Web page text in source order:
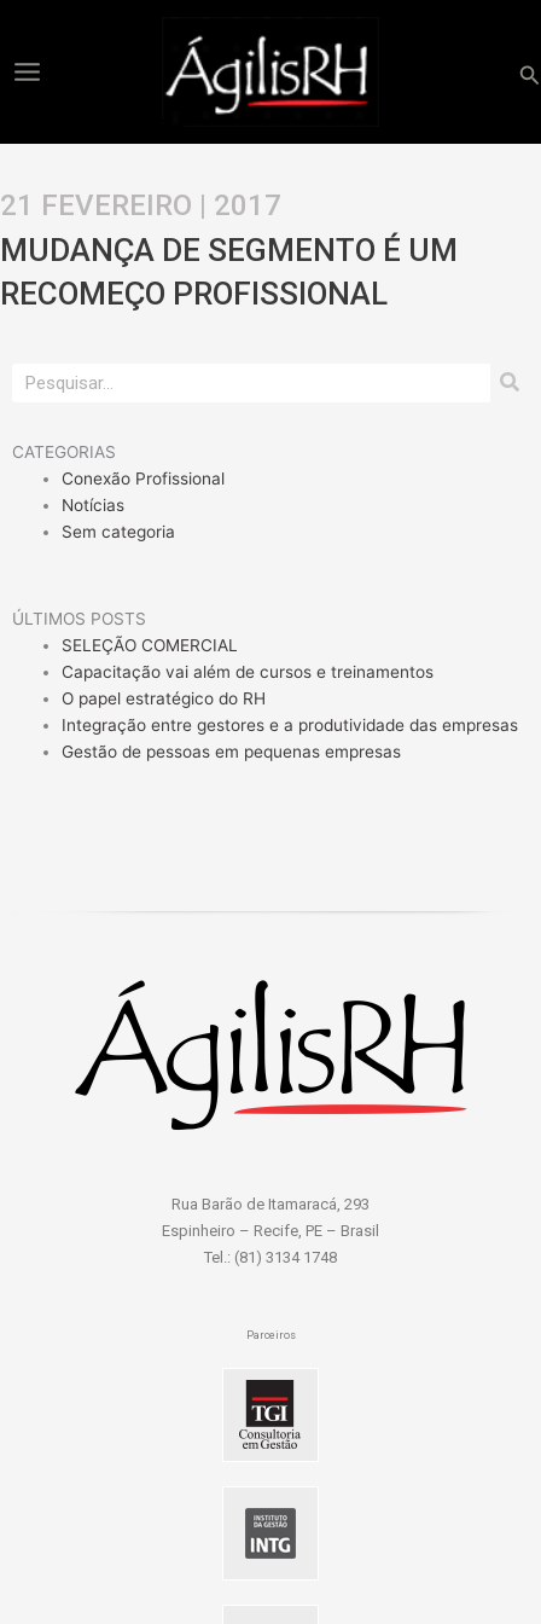
21 FEVEREIRO | 2017
MUDANÇA DE SEGMENTO É UM
RECOMEÇO PROFISSIONAL
Pesquisar
CATEGORIAS
Conexão Profissional
Notícias
Sem categoria
ÚLTIMOS POSTS
SELEÇÃO COMERCIAL
Capacitação vai além de cursos e treinamentos
O papel estratégico do RH
Integração entre gestores e a produtividade das empresas
Gestão de pessoas em pequenas empresas
Rua Barão de Itamaracá, 293
Espinheiro – Recife, PE – Brasil
Tel.: (81) 3134 1748
Parceiros